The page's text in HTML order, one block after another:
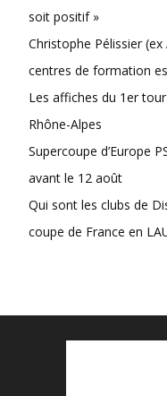
soit positif »
Christophe Pélissier (ex
centres de formation
Les affiches du 1er
Rhône-Alpes
Supercoupe d’Europe
avant le 12 août
Qui sont les clubs de
coupe de France en